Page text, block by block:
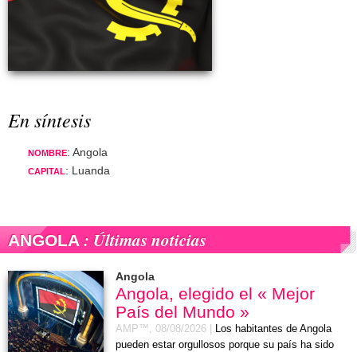
En síntesis
NOMBRE: Angola
CAPITAL: Luanda
ANGOLA : Últimas noticias
Angola
Angola, elegido el « Mejor
País del Mundo »
AMP™, 08/08/2026
Los habitantes de Angola
pueden estar orgullosos porque su país ha sido